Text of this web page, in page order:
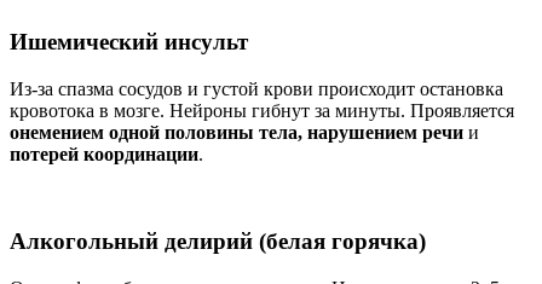
Ишемический инсульт
Из-за спазма сосудов и густой крови происходит остановка
кровотока в мозге. Нейроны гибнут за минуты. Проявляется
онемением одной половины тела, нарушением речи и
потерей координации.
Алкогольный делирий (белая горячка)